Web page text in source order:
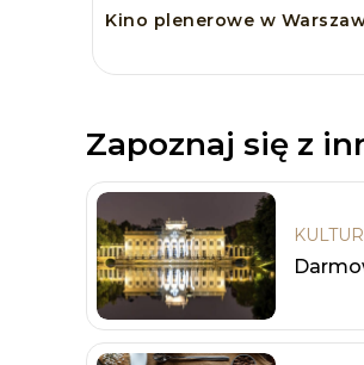
Kino plenerowe w
Zapoznaj się z